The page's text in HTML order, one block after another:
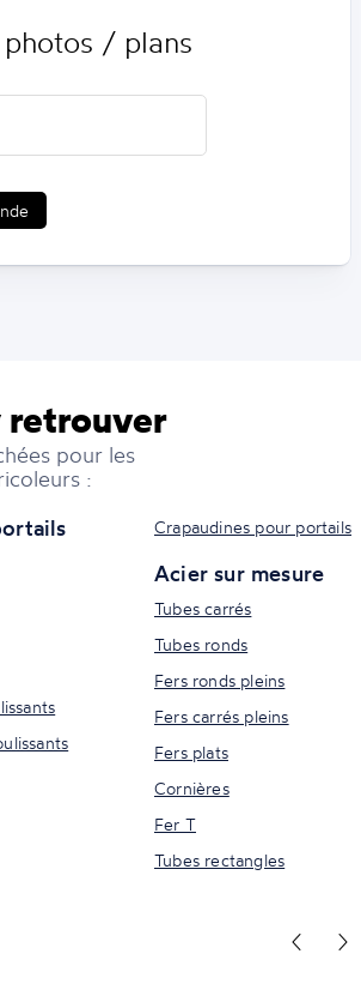
/ plans
retrouver
pour les
:
Crapaudines pour portails
Acier sur mesure
Tubes carrés
Tubes ronds
Fers ronds pleins
Fers carrés pleins
Fers plats
Cornières
Fer T
Tubes rectangles